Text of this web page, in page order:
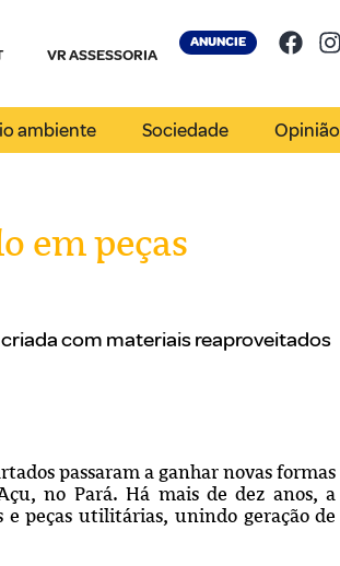
VR ASSESSORIA
ANUNCIE
ambiente Sociedade Opinião
em peças
com materiais reaproveitados
passaram a ganhar novas formas
no Pará. Há mais de dez anos, a
peças utilitárias, unindo geração de